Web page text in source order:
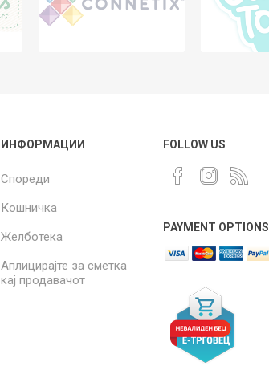
ИНФОРМАЦИИ
Спореди
Кошничка
Желботека
Аплицирајте за сметка
кај продавачот
FOLLOW US
PAYMENT OPTIONS